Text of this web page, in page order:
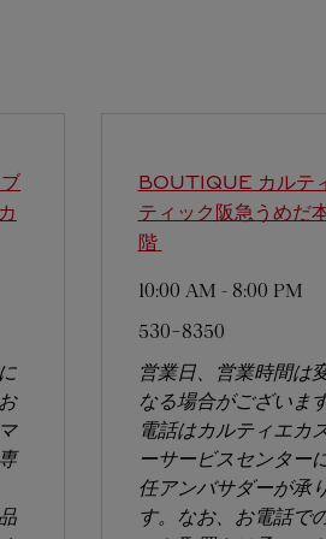
BOUTIQUE カルテ
ティック阪急うめだ
階
10:00 AM - 8:00 PM
530-8350
営業日、営業時間は
なる場合がございま
電話はカルティエカ
ーサービスセンター
任アンバサダーが承
す。なお、お電話で